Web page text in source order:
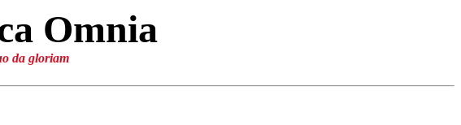
Omnia
da gloriam